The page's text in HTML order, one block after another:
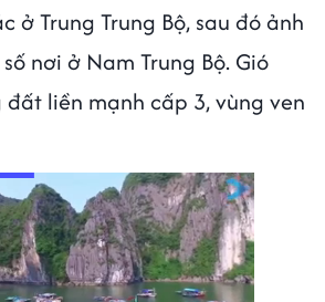
ở Trung Trung Bộ, sau đó ảnh
nơi ở Nam Trung Bộ. Gió
liền mạnh cấp 3, vùng ven